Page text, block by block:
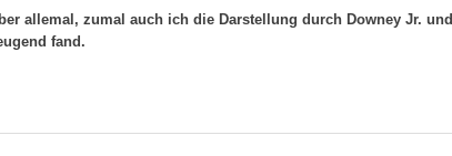
allemal, zumal auch ich die Darstellung durch Downey Jr. und
fand.